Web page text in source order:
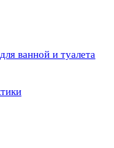
ванной и туалета